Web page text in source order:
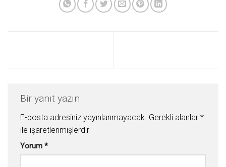
Bir yanıt yazın
E-posta adresiniz yayınlanmayacak. Gerekli alanlar *
ile işaretlenmişlerdir
Yorum *